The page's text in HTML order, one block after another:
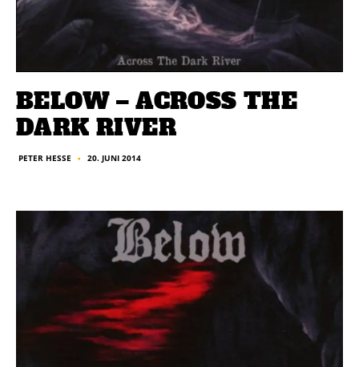
BELOW – ACROSS THE
DARK RIVER
PETER HESSE ■ 20. JUNI 2014